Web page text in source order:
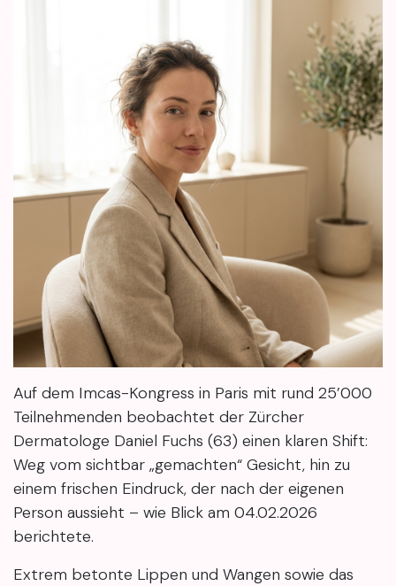
Auf dem Imcas-Kongress in Paris mit rund 25’000
Teilnehmenden beobachtet der Zürcher
Dermatologe Daniel Fuchs (63) einen klaren Shift:
Weg vom sichtbar „gemachten“ Gesicht, hin zu
einem frischen Eindruck, der nach der eigenen
Person aussieht – wie Blick am 04.02.2026
berichtete.
Extrem betonte Lippen und Wangen sowie das